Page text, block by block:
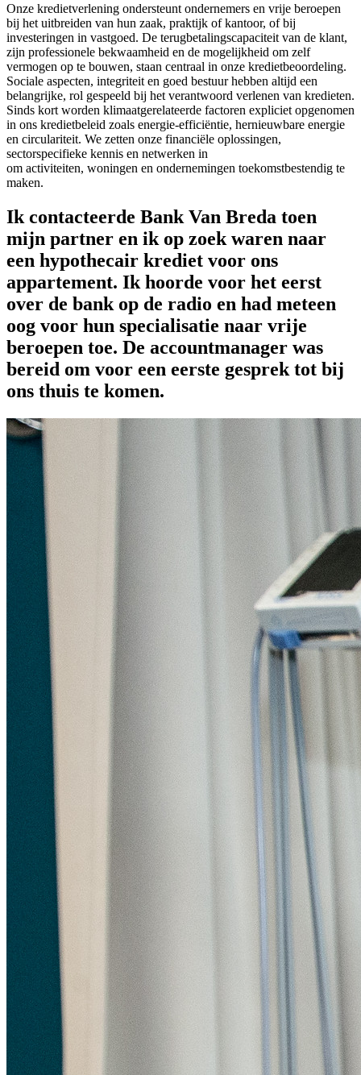
Onze kredietverlening ondersteunt ondernemers en vrije beroepen
bij het uitbreiden van hun zaak, praktijk of kantoor, of bij
investeringen in vastgoed. De terugbetalingscapaciteit van de klant,
zijn professionele bekwaamheid en de mogelijkheid om zelf
vermogen op te bouwen, staan centraal in onze kredietbeoordeling.
Sociale aspecten, integriteit en goed bestuur hebben altijd een
belangrijke, rol gespeeld bij het verantwoord verlenen van kredieten.
Sinds kort worden klimaatgerelateerde factoren expliciet opgenomen
in ons kredietbeleid zoals energie-efficiëntie, hernieuwbare energie
en circulariteit. We zetten onze financiële oplossingen,
sectorspecifieke kennis en netwerken in
om activiteiten, woningen en ondernemingen toekomstbestendig te
maken.
Ik contacteerde Bank Van Breda toen
mijn partner en ik op zoek waren naar
een hypothecair krediet voor ons
appartement. Ik hoorde voor het eerst
over de bank op de radio en had meteen
oog voor hun specialisatie naar vrije
beroepen toe. De accountmanager was
bereid om voor een eerste gesprek tot bij
ons thuis te komen.